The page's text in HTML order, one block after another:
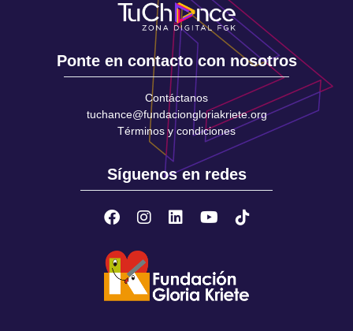
Ponte en contacto con nosotros
Contáctanos
tuchance@fundaciongloriakriete.org
Términos y condiciones
Síguenos en redes